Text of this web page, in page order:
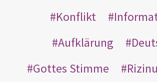
Konflikt
Aufklärung
Gottes Stimme